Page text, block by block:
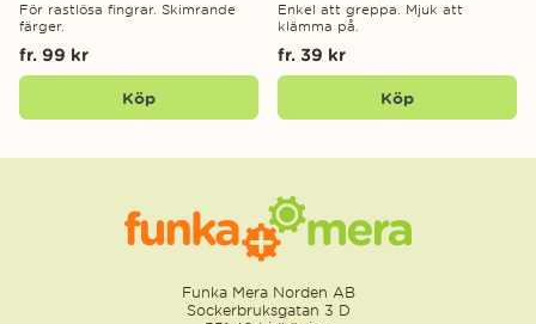
För rastlösa fingrar. Skimrande
färger.
fr. 99 kr
Köp
Enkel att greppa. Mjuk att
klämma på.
fr. 39 kr
Köp
Funka Mera Norden AB
Sockerbruksgatan 3 D